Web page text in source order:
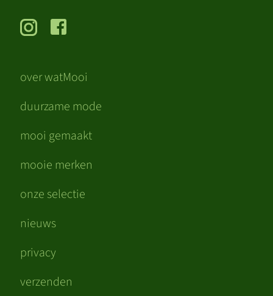
over watMooi
duurzame mode
mooi gemaakt
mooie merken
onze selectie
nieuws
privacy
verzenden